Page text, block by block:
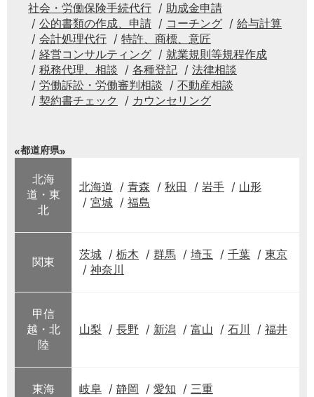
社会・労働保険手続代行
助成金申請
公的書類の作成、申請
コーチング
給与計算
会計処理代行
特許、商標、意匠
経営コンサルティング
就業規則等規程作成
税務代理、相談
各種登記
法律相談
労働訴訟・労働審判相談
不動産相談
契約書チェック
カウンセリング
都道府県
北海
道・東
北
北海道 青森 秋田 岩手
山形
宮城
福島
関東
茨城 栃木 群馬 埼玉 千葉
東京
神奈川
甲信
越・北
陸
山梨 長野 新潟 富山 石川 福井
東海 岐阜 静岡 愛知 三重